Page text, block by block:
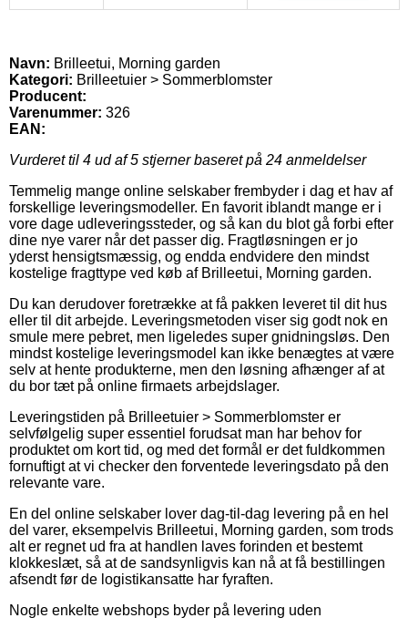
Navn: Brilleetui, Morning garden
Kategori: Brilleetuier > Sommerblomster
Producent:
Varenummer: 326
EAN:
Vurderet til 4 ud af 5 stjerner baseret på 24 anmeldelser
Temmelig mange online selskaber frembyder i dag et hav af
forskellige leveringsmodeller. En favorit iblandt mange er i
vore dage udleveringssteder, og så kan du blot gå forbi efter
dine nye varer når det passer dig. Fragtløsningen er jo
yderst hensigtsmæssig, og endda endvidere den mindst
kostelige fragttype ved køb af Brilleetui, Morning garden.
Du kan derudover foretrække at få pakken leveret til dit hus
eller til dit arbejde. Leveringsmetoden viser sig godt nok en
smule mere pebret, men ligeledes super gnidningsløs. Den
mindst kostelige leveringsmodel kan ikke benægtes at være
selv at hente produkterne, men den løsning afhænger af at
du bor tæt på online firmaets arbejdslager.
Leveringstiden på Brilleetuier > Sommerblomster er
selvfølgelig super essentiel forudsat man har behov for
produktet om kort tid, og med det formål er det fuldkommen
fornuftigt at vi checker den forventede leveringsdato på den
relevante vare.
En del online selskaber lover dag-til-dag levering på en hel
del varer, eksempelvis Brilleetui, Morning garden, som trods
alt er regnet ud fra at handlen laves forinden et bestemt
klokkeslæt, så at de sandsynligvis kan nå at få bestillingen
afsendt før de logistikansatte har fyraften.
Nogle enkelte webshops byder på levering uden